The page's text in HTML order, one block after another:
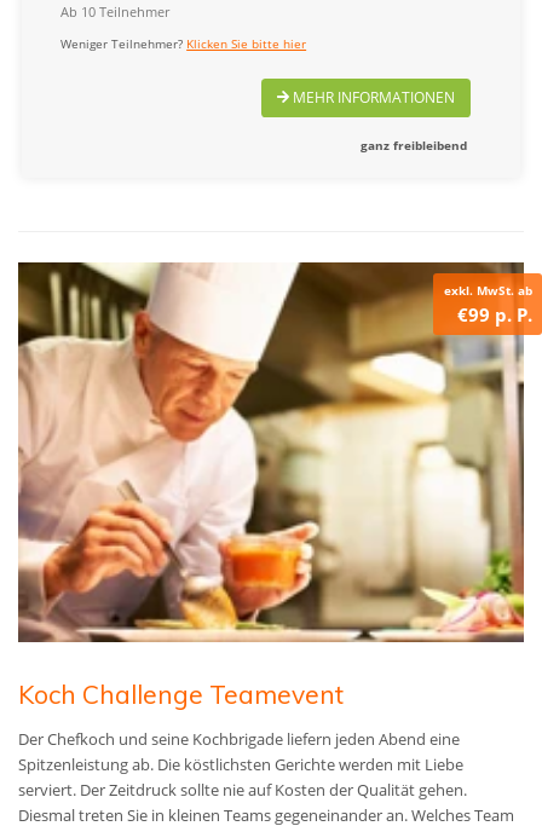
Ab 10 Teilnehmer
Weniger Teilnehmer? Klicken Sie bitte hier
MEHR INFORMATIONEN
ganz freibleibend
exkl. MwSt. ab
€99 p. P.
Koch Challenge Teamevent
Der Chefkoch und seine Kochbrigade liefern jeden Abend eine
Spitzenleistung ab. Die köstlichsten Gerichte werden mit Liebe
serviert. Der Zeitdruck sollte nie auf Kosten der Qualität gehen.
Diesmal treten Sie in kleinen Teams gegeneinander an. Welches Team